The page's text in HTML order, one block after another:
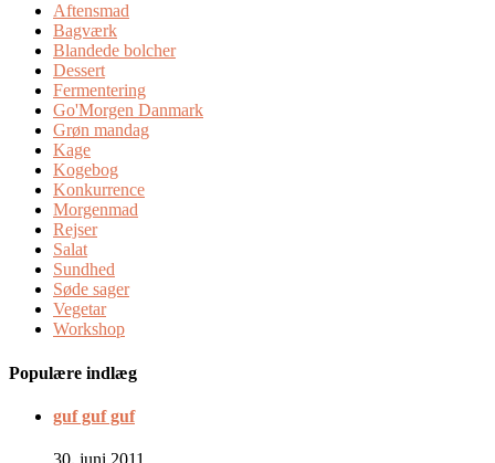
Aftensmad
Bagværk
Blandede bolcher
Dessert
Fermentering
Go'Morgen Danmark
Grøn mandag
Kage
Kogebog
Konkurrence
Morgenmad
Rejser
Salat
Sundhed
Søde sager
Vegetar
Workshop
Populære indlæg
guf guf guf